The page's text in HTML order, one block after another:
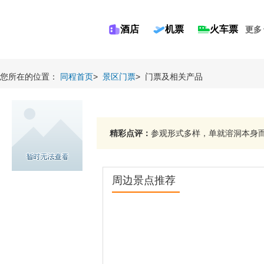
酒店 机票 火车票 更多
您所在的位置： 同程首页> 景区门票> 门票及相关产品
精彩点评： 参观形式多样，单就溶洞本身
周边景点推荐